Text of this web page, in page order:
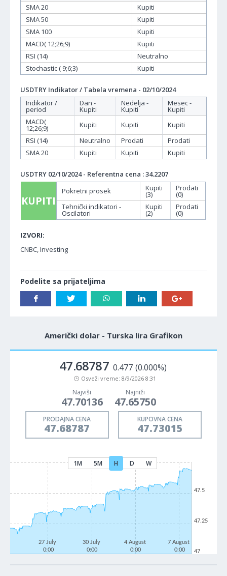
SMA 20
Kupiti
SMA 50
Kupiti
SMA 100
Kupiti
MACD( 12;26;9)
Kupiti
RSI (14)
Neutralno
Stochastic ( 9;6;3)
Kupiti
USDTRY Indikator / Tabela vremena - 02/10/2024
Indikator /
period
Dan -
Kupiti
Nedelja -
Kupiti
Mesec -
Kupiti
MACD(
12;26;9) Kupiti Kupiti
Kupiti
RSI (14)
Neutralno Prodati
Prodati
SMA 20
Kupiti Kupiti Kupiti
USDTRY 02/10/2024 - Referentna cena : 34.2207
KUPITI
Pokretni prosek Kupiti
(3)
Prodati
(0)
Tehnički indikatori -
Oscilatori
Kupiti
(2)
Prodati
(0)
IZVORI:
CNBC, Investing
Podelite sa prijateljima
Američki dolar - Turska lira Grafikon
47.68787 0.477 (0.000%)
Osveži vreme: 8/9/2026 8:31
Najviši
47.70136
Najniži
47.65750
PRODAJNA CENA
47.68787
KUPOVNA CENA
47.73015
1M 5M H D W
27 July
0:00
30 July
0:00
4 August
0:00
7 August
0:00
47
47.25
47.5